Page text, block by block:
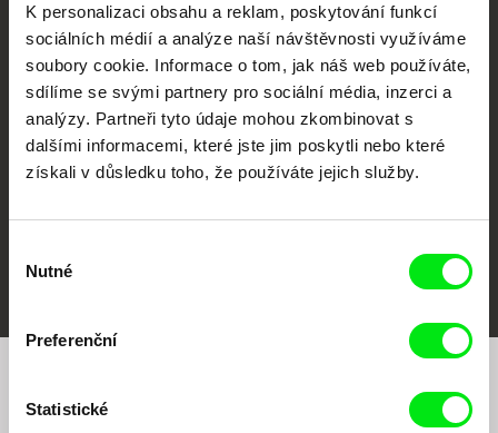
K personalizaci obsahu a reklam, poskytování funkcí
sociálních médií a analýze naší návštěvnosti využíváme
soubory cookie. Informace o tom, jak náš web používáte,
sdílíme se svými partnery pro sociální média, inzerci a
analýzy. Partneři tyto údaje mohou zkombinovat s
dalšími informacemi, které jste jim poskytli nebo které
získali v důsledku toho, že používáte jejich služby.
souhlasu
Nutné
Preferenční
Statistické
CPH:DOX Doclisboa
Millennium Docs
Against Gravity
DOK Leipzig
Chcete být pravidelně informováni o našem